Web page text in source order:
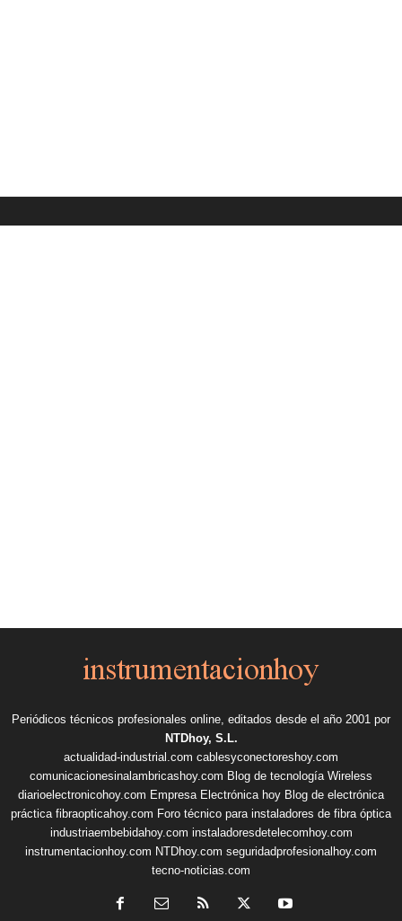
Periódicos técnicos profesionales online, editados desde el año 2001 por
NTDhoy, S.L.
actualidad-industrial.com cablesyconectoreshoy.com
comunicacionesinalambricashoy.com Blog de tecnología Wireless
diarioelectronicohoy.com Empresa Electrónica hoy Blog de electrónica
práctica fibraopticahoy.com Foro técnico para instaladores de fibra óptica
industriaembebidahoy.com instaladoresdetelecomhoy.com
instrumentacionhoy.com NTDhoy.com seguridadprofesionalhoy.com
tecno-noticias.com